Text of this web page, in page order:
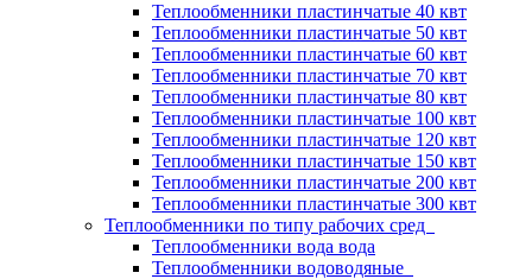
Теплообменники пластинчатые 40 квт
Теплообменники пластинчатые 50 квт
Теплообменники пластинчатые 60 квт
Теплообменники пластинчатые 70 квт
Теплообменники пластинчатые 80 квт
Теплообменники пластинчатые 100 квт
Теплообменники пластинчатые 120 квт
Теплообменники пластинчатые 150 квт
Теплообменники пластинчатые 200 квт
Теплообменники пластинчатые 300 квт
Теплообменники по типу рабочих сред
Теплообменники вода вода
Теплообменники водоводяные